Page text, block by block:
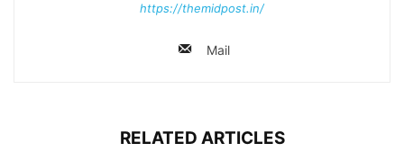
https://themidpost.in/
Mail
RELATED ARTICLES